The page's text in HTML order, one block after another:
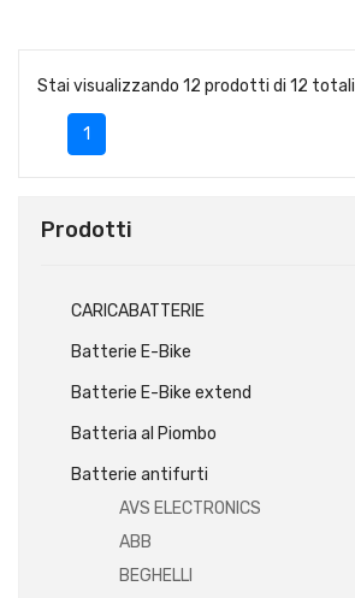
Stai visualizzando 12 prodotti di 12 totali
1
Prodotti
CARICABATTERIE
Batterie E-Bike
Batterie E-Bike extend
Batteria al Piombo
Batterie antifurti
AVS ELECTRONICS
ABB
BEGHELLI